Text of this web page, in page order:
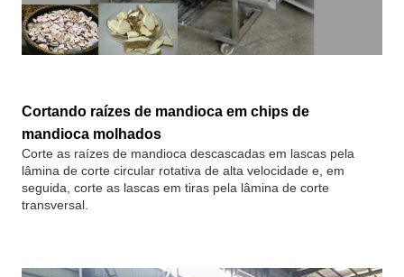
Cortando raízes de mandioca em chips de
mandioca molhados
Corte as raízes de mandioca descascadas em lascas pela
lâmina de corte circular rotativa de alta velocidade e, em
seguida, corte as lascas em tiras pela lâmina de corte
transversal.